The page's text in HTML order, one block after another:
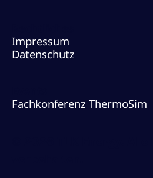
Impressum
Datenschutz
Fachkonferenz ThermoSim